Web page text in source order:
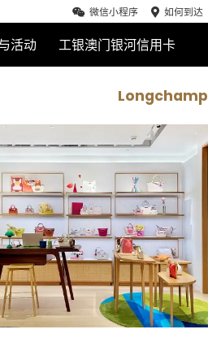
微信小程序 如何到达
活动 工银澳门银河信用卡
Longchamp